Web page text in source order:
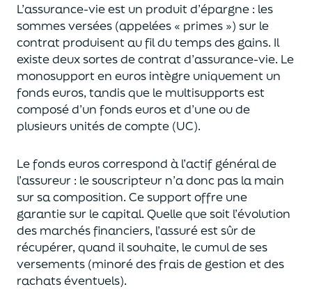
L’assurance-vie est un produit d’épargne : les
sommes versées (appelées « primes ») sur le
contrat produisent au fil du temps des gains. Il
existe deux sortesde contrat d’assurance-vie. Le
monosupport en euros intègre uniquement un
fonds euros, tandis que le multisupports est
composé d’un fonds euros et d’une ou de
plusieurs unités de compte (UC).
Le fonds euros correspond à l’actif général de
l’assureur : le souscripteur n’a donc pas la main
sur sa composition. Ce support offre une
garantie sur le capital. Quelle que soit l’évolution
des marchés financiers, l’assuré est sûr de
récupérer, quand il souhaite, le cumul de ses
versements (minoré des frais de gestion et des
rachats éventuels).